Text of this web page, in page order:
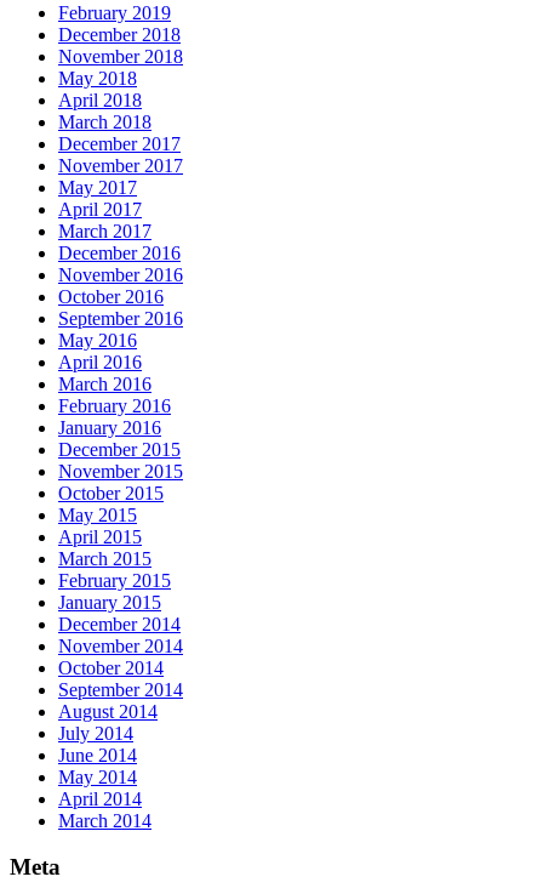
February 2019
December 2018
November 2018
May 2018
April 2018
March 2018
December 2017
November 2017
May 2017
April 2017
March 2017
December 2016
November 2016
October 2016
September 2016
May 2016
April 2016
March 2016
February 2016
January 2016
December 2015
November 2015
October 2015
May 2015
April 2015
March 2015
February 2015
January 2015
December 2014
November 2014
October 2014
September 2014
August 2014
July 2014
June 2014
May 2014
April 2014
March 2014
Meta